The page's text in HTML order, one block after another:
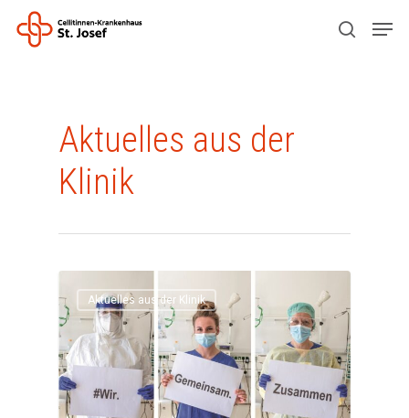
Aktuelles aus der
Klinik
Aktuelles aus der Klinik